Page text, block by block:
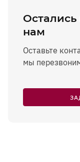
нам
Оставьте
мы